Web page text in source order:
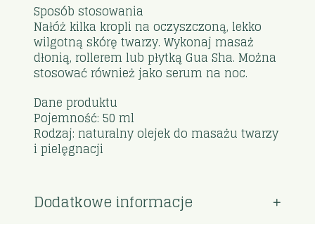
Sposób stosowania
Nałóż kilka kropli na oczyszczoną, lekko
wilgotną skórę twarzy. Wykonaj masaż
dłonią, rollerem lub płytką Gua Sha. Można
stosować również jako serum na noc.
Dane produktu
Pojemność: 50 ml
Rodzaj: naturalny olejek do masażu twarzy
i pielęgnacji
Dodatkowe informacje